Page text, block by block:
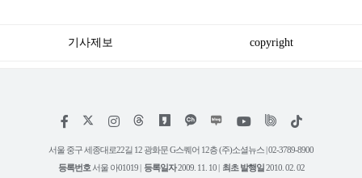
기사제보 copyright
페
스
인
타
램
위
트
유
틱
서울 중구 세종대로22길 12 광화문 G스퀘어 12층 (주)소셜뉴스 | 02-3789-8900
등록번호 서울 아01019 | 등록일자2009. 11. 10 | 최초 발행일2010. 02. 02